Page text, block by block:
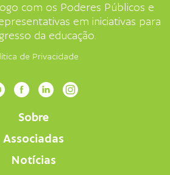
com os Poderes Públicos e
em iniciativas para
da educação.
de Privacidade
Sobre
Associadas
Notícias